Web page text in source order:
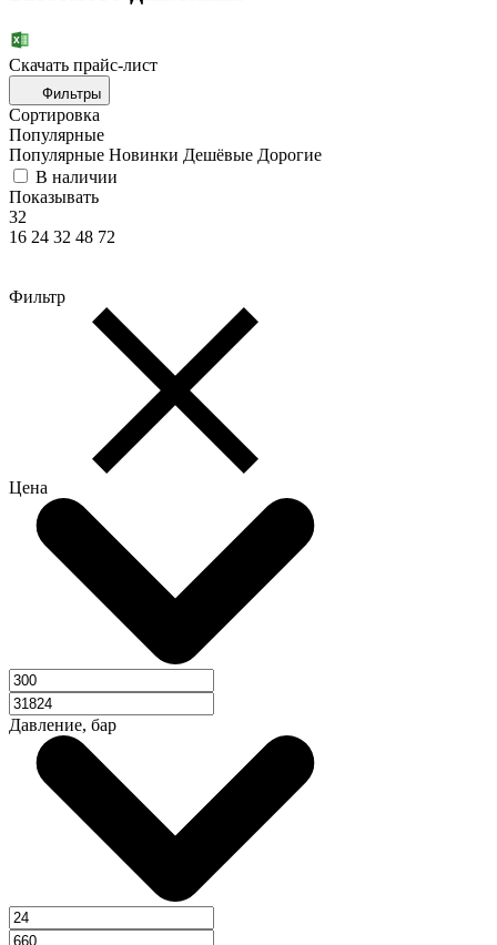
Скачать прайc-лист
Фильтры
Сортировка
Популярные
Популярные Новинки Дешёвые Дорогие
В наличии
Показывать
32
16 24 32 48 72
Фильтр
Цена
Давление, бар